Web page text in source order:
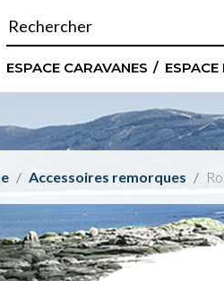
ESPACE CARAVANES
Accessoires remorques